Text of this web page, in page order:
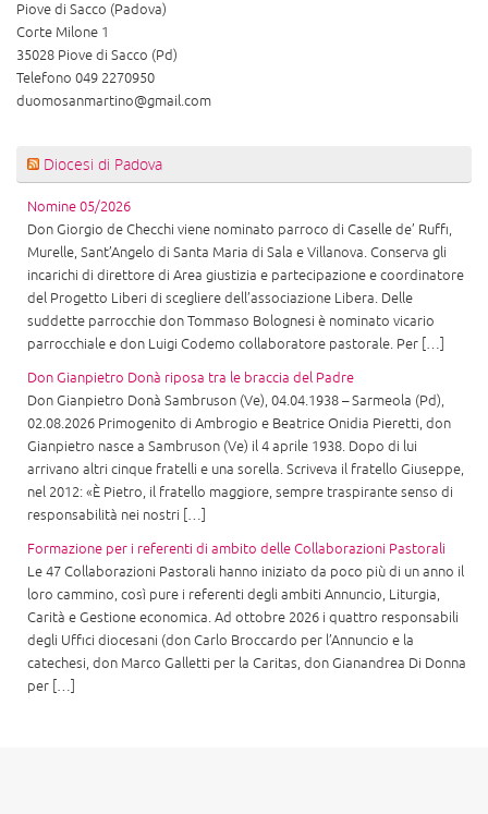
Piove di Sacco (Padova)
Corte Milone 1
35028 Piove di Sacco (Pd)
Telefono 049 2270950
duomosanmartino@gmail.com
Diocesi di Padova
Nomine 05/2026
Don Giorgio de Checchi viene nominato parroco di Caselle de’ Ruffi,
Murelle, Sant’Angelo di Santa Maria di Sala e Villanova. Conserva gli
incarichi di direttore di Area giustizia e partecipazione e coordinatore
del Progetto Liberi di scegliere dell’associazione Libera. Delle
suddette parrocchie don Tommaso Bolognesi è nominato vicario
parrocchiale e don Luigi Codemo collaboratore pastorale. Per […]
Don Gianpietro Donà riposa tra le braccia del Padre
Don Gianpietro Donà Sambruson (Ve), 04.04.1938 – Sarmeola (Pd),
02.08.2026 Primogenito di Ambrogio e Beatrice Onidia Pieretti, don
Gianpietro nasce a Sambruson (Ve) il 4 aprile 1938. Dopo di lui
arrivano altri cinque fratelli e una sorella. Scriveva il fratello Giuseppe,
nel 2012: «È Pietro, il fratello maggiore, sempre traspirante senso di
responsabilità nei nostri […]
Formazione per i referenti di ambito delle Collaborazioni Pastorali
Le 47 Collaborazioni Pastorali hanno iniziato da poco più di un anno il
loro cammino, così pure i referenti degli ambiti Annuncio, Liturgia,
Carità e Gestione economica. Ad ottobre 2026 i quattro responsabili
degli Uffici diocesani (don Carlo Broccardo per l’Annuncio e la
catechesi, don Marco Galletti per la Caritas, don Gianandrea Di Donna
per […]